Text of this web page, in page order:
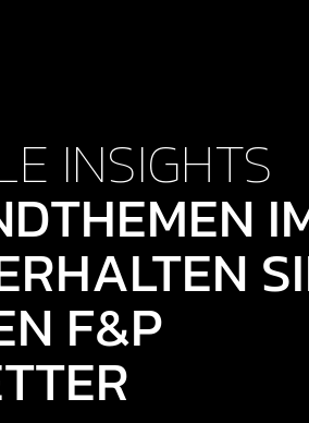
INSIGHTS
F&P